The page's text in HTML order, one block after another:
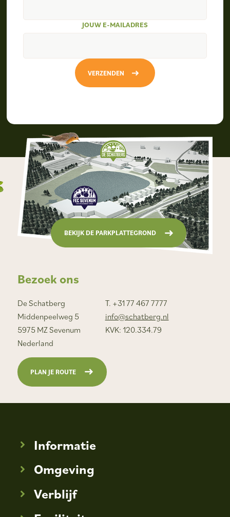
JOUW E-MAILADRES
VERZENDEN
Informatie
Omgeving
Verblijf
Bezoek ons
De Schatberg
Middenpeelweg 5
5975 MZ Sevenum
Nederland
T. +31 77 467 7777
info@schatberg.nl
KVK: 120.334.79
PLAN JE ROUTE
BEKIJK DE PARKPLATTEGROND